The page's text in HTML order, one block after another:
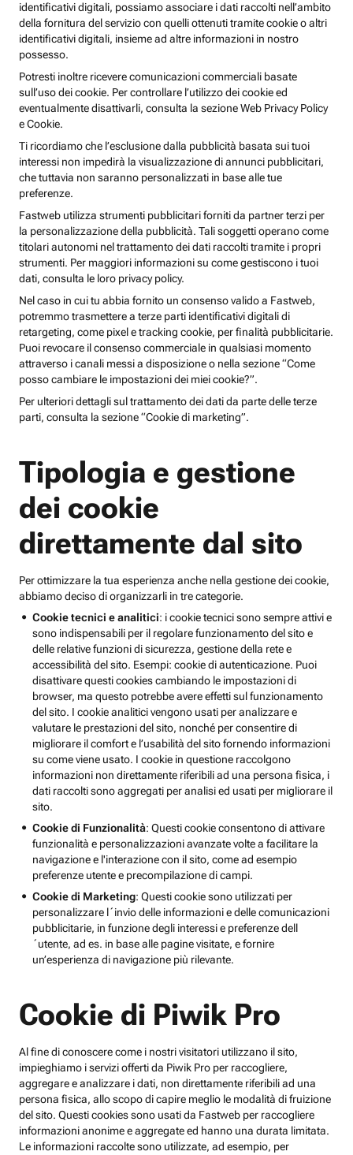
identificativi digitali, possiamo associare i dati raccolti nell’ambito
della fornitura del servizio con quelli ottenuti tramite cookie o altri
identificativi digitali, insieme ad altre informazioni in nostro
possesso.
Potresti inoltre ricevere comunicazioni commerciali basate
sull’uso dei cookie. Per controllare l’utilizzo dei cookie ed
eventualmente disattivarli, consulta la sezione Web Privacy Policy
e Cookie.
Ti ricordiamo che l’esclusione dalla pubblicità basata sui tuoi
interessi non impedirà la visualizzazione di annunci pubblicitari,
che tuttavia non saranno personalizzati in base alle tue
preferenze.
Fastweb utilizza strumenti pubblicitari forniti da partner terzi per
la personalizzazione della pubblicità. Tali soggetti operano come
titolari autonomi nel trattamento dei dati raccolti tramite i propri
strumenti. Per maggiori informazioni su come gestiscono i tuoi
dati, consulta le loro privacy policy.
Nel caso in cui tu abbia fornito un consenso valido a Fastweb,
potremmo trasmettere a terze parti identificativi digitali di
retargeting, come pixel e tracking cookie, per finalità pubblicitarie.
Puoi revocare il consenso commerciale in qualsiasi momento
attraverso i canali messi a disposizione o nella sezione “Come
posso cambiare le impostazioni dei miei cookie?”.
Per ulteriori dettagli sul trattamento dei dati da parte delle terze
parti, consulta la sezione “Cookie di marketing”.
Tipologia e gestione
dei cookie
direttamente dal sito
Per ottimizzare la tua esperienza anche nella gestione dei cookie,
abbiamo deciso di organizzarli in tre categorie.
Cookie tecnici e analitici: i cookie tecnici sono sempre attivi e
sono indispensabili per il regolare funzionamento del sito e
delle relative funzioni di sicurezza, gestione della rete e
accessibilità del sito. Esempi: cookie di autenticazione. Puoi
disattivare questi cookies cambiando le impostazioni di
browser, ma questo potrebbe avere effetti sul funzionamento
del sito. I cookie analitici vengono usati per analizzare e
valutare le prestazioni del sito, nonché per consentire di
migliorare il comfort e l’usabilità del sito fornendo informazioni
su come viene usato. I cookie in questione raccolgono
informazioni non direttamente riferibili ad una persona fisica, i
dati raccolti sono aggregati per analisi ed usati per migliorare il
sito.
Cookie di Funzionalità: Questi cookie consentono di attivare
funzionalità e personalizzazioni avanzate volte a facilitare la
navigazione e l'interazione con il sito, come ad esempio
preferenze utente e precompilazione di campi.
Cookie di Marketing: Questi cookie sono utilizzati per
personalizzare l´invio delle informazioni e delle comunicazioni
pubblicitarie, in funzione degli interessi e preferenze dell
´utente, ad es. in base alle pagine visitate, e fornire
un’esperienza di navigazione più rilevante.
Cookie di Piwik Pro
Al fine di conoscere come i nostri visitatori utilizzano il sito,
impieghiamo i servizi offerti da Piwik Pro per raccogliere,
aggregare e analizzare i dati, non direttamente riferibili ad una
persona fisica, allo scopo di capire meglio le modalità di fruizione
del sito. Questi cookies sono usati da Fastweb per raccogliere
informazioni anonime e aggregate ed hanno una durata limitata.
Le informazioni raccolte sono utilizzate, ad esempio, per